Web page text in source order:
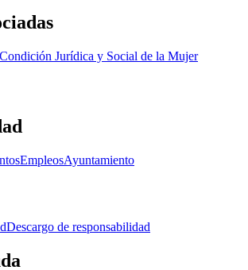
Jurídica y Social de la Mujer
EmpleosAyuntamiento
Descargo de responsabilidad